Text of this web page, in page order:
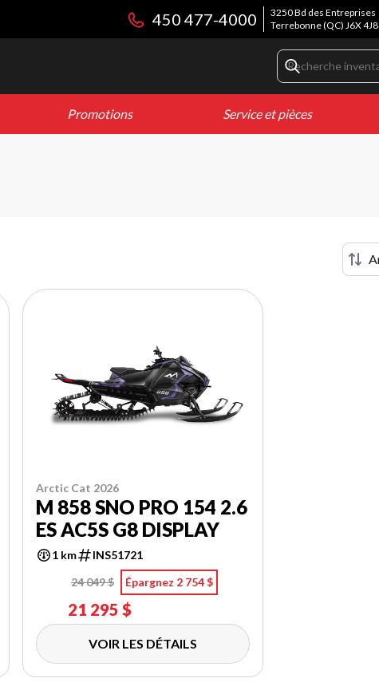
3250 Bd des Entreprises
Terrebonne(QC) J6X 4J8
450 477-4000
Promotions Service et pièces
Arctic Cat 2026
M 858 SNO PRO 154 2.6
ES AC5S G8 DISPLAY
1 km
INS51721
24 049 $
Épargnez 2 754 $
21 295 $
VOIR LES DÉTAILS